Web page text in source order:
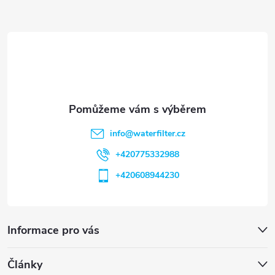
Informace pro vás
Články
info@waterfilter.cz
+420775332988
+420608944230